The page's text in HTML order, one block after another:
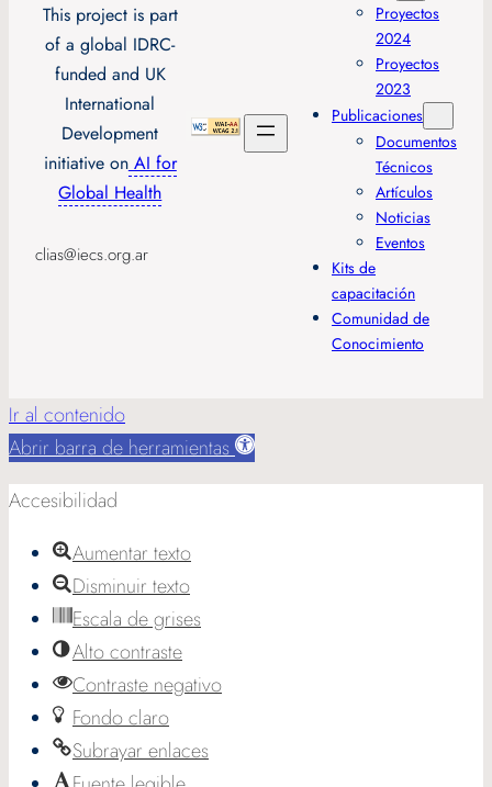
This project is part
of a global IDRC-
funded and UK
International
Development
initiative onAI for
Global Health
clias@iecs.org.ar
Proyectos
2024
Proyectos
2023
Publicaciones
Documentos
Técnicos
Artículos
Noticias
Eventos
Kits de
capacitación
Comunidad de
Conocimiento
Ir al contenido
Abrir barra de herramientas
Accesibilidad
Aumentar texto
Disminuir texto
Escala de grises
Alto contraste
Contraste negativo
Fondo claro
Subrayar enlaces